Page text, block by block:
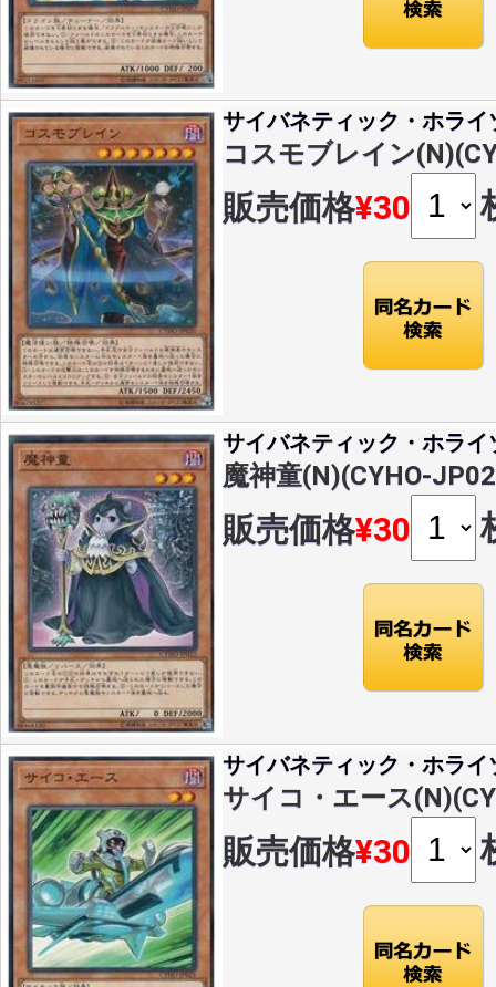
サイバネティック・ホライ
コスモブレイン
販売価格¥30
サイバネティック・ホライ
魔神童(N)(CYHO-
販売価格¥30
サイバネティック・ホライ
サイコ・エース
販売価格¥30